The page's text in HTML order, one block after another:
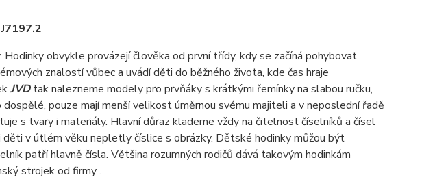
obvykle provázejí člověka od první třídy, kdy se začíná pohybovat
znalostí vůbec a uvádí děti do běžného života, kde čas hraje
JVDtak nalezneme modely pro prvňáky s krátkými řemínky na slabou ručku,
pouze mají menší velikost úměrnou svému majiteli a v neposlední řadě
s tvary i materiály. Hlavní důraz klademe vždy na čitelnost číselníků a čísel
v útlém věku nepletly číslice s obrázky. Dětské hodinky můžou být
patří hlavně čísla. Většina rozumných rodičů dává takovým hodinkám
strojek od firmy .